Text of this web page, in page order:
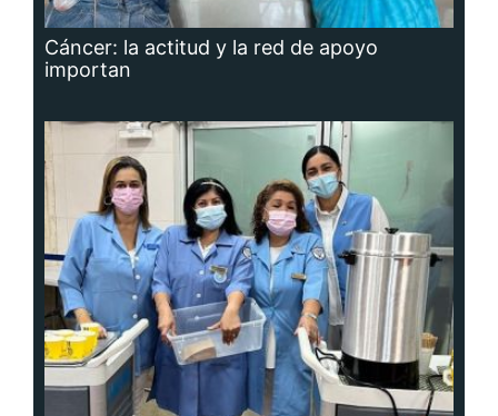
Cáncer: la actitud y la red de apoyo
importan